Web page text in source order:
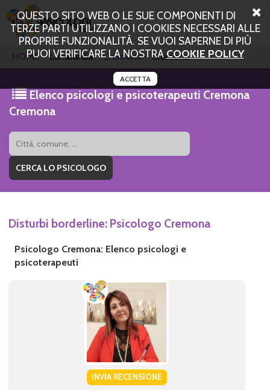
QUESTO SITO WEB O LE SUE COMPONENTI DI
TERZE PARTI UTILIZZANO I COOKIES NECESSARI ALLE
PROPRIE FUNZIONALITÀ. SE VUOI SAPERNE DI PIÙ
PUOI VERIFICARE LA NOSTRACOOKIE POLICY
ACCETTA
HOME Lombardia Cremona Cremona
Elenco psicologi e psicoterapeuti Cremona
Cremona
Disturbi borderline: Psicologo Cremona
Psicologo Cremona: Elenco psicologi e
psicoterapeuti
INVIA RECENSIONE